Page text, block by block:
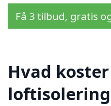
Få 3 tilbud, gratis
Hvad koster